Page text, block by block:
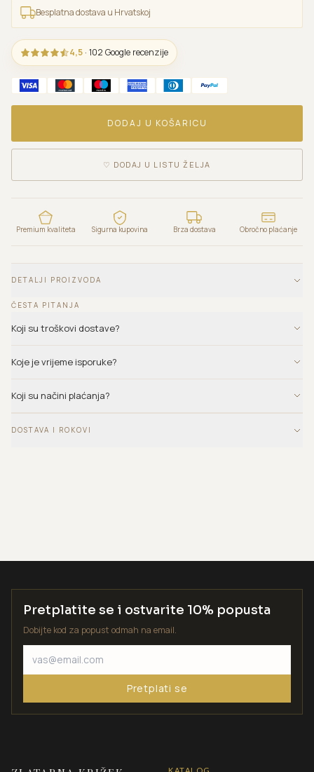
Besplatna dostava u Hrvatskoj
4,5 · 102 Google recenzije
DODAJ U KOŠARICU
♡ DODAJ U LISTU ŽELJA
Premium kvaliteta Sigurna kupovina Brza dostava Obročno plaćanje
DETALJI PROIZVODA
ČESTA PITANJA
Koji su troškovi dostave?
Koje je vrijeme isporuke?
Koji su načini plaćanja?
DOSTAVA I ROKOVI
Pretplatite se i ostvarite 10% popusta
Dobijte kod za popust odmah na email.
Pretplati se